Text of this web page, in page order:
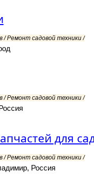
/ Ремонт садовой техники /
/ Ремонт садовой техники /
для
/ Ремонт садовой техники /
Россия